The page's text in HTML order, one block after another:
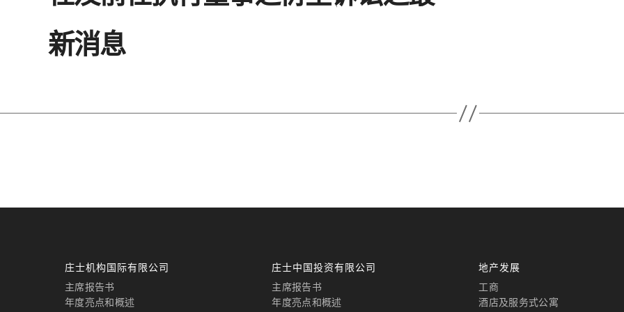
新消息
庄士机构国际有限公司
主席报告书
年度亮点和概述
庄士中国投资有限公司
主席报告书
年度亮点和概述
地产发展
工商
酒店及服务式公寓